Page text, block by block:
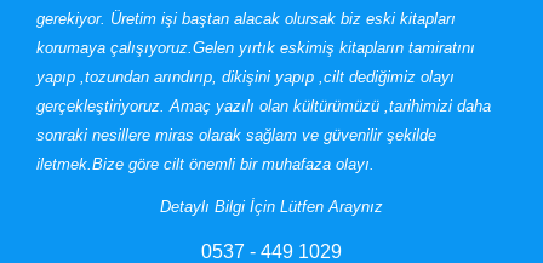
gerekiyor. Üretim işi baştan alacak olursak biz eski kitapları
korumaya çalışıyoruz. Gelen yırtık eskimiş kitapların tamiratını
yapıp ,tozundan arındırıp, dikişini yapıp ,cilt dediğimiz olayı
gerçekleştiriyoruz. Amaç yazılı olan kültürümüzü ,tarihimizi daha
sonraki nesillere miras olarak sağlam ve güvenilir şekilde
iletmek.Bize göre cilt önemli bir muhafaza olayı.
Detaylı Bilgi İçin Lütfen Araynız
0537 - 449 1029